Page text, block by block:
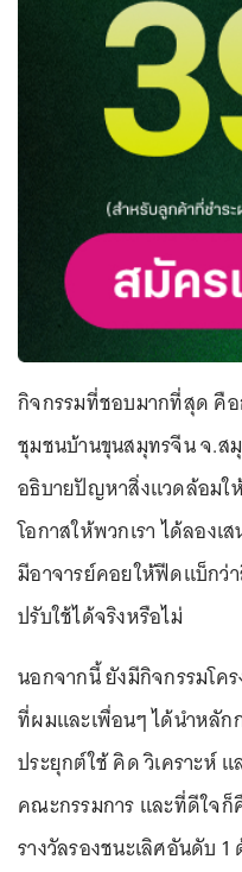
กิจกรรมที่ชอบมากที่สุด คื
ชุมชนบ้านขุนสมุทรจีน จ.ส
อธิบายปัญหาสิ่งแวดล้อมให้
โอกาสให้พวกเรา ได้ลอง
มีอาจารย์คอยให้ฟีดแบ็กว่า
ปรับใช้ได้จริงหรือไม่
นอกจากนี้ ยังมีกิจกรรมโค
ที่ผมและเพื่อนๆ ได้นำหลัก
ประยุกต์ใช้ คิด วิเคราะห์
คณะกรรมการ และที่ดีใจก็
รางวัลรองชนะเลิศอันดับ 1